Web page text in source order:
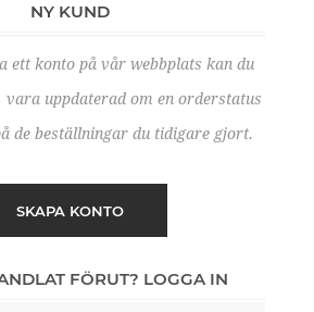
NY KUND
ett konto på vår webbplats kan du
vara uppdaterad om en orderstatus
de beställningar du tidigare gjort.
SKAPA KONTO
FÖRUT? LOGGA IN